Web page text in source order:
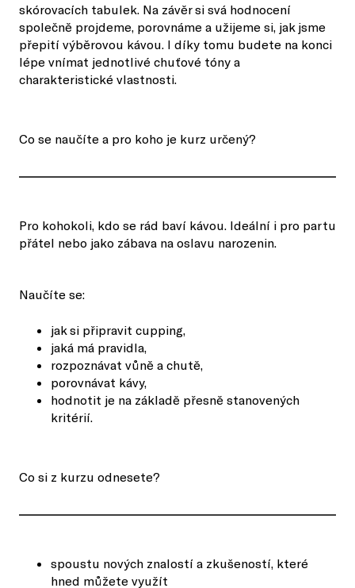
skórovacích tabulek. Na závěr si svá hodnocení
společně projdeme, porovnáme a užijeme si, jak jsme
přepití výběrovou kávou. I díky tomu budete na konci
lépe vnímat jednotlivé chuťové tóny a
charakteristické vlastnosti.
Co se naučíte a pro koho je kurz určený?
Pro kohokoli, kdo se rád baví kávou. Ideální i pro partu
přátel nebo jako zábava na oslavu narozenin.
Naučíte se:
jak si připravit cupping,
jaká má pravidla,
rozpoznávat vůně a chutě,
porovnávat kávy,
hodnotit je na základě přesně stanovených
kritérií.
Co si z kurzu odnesete?
spoustu nových znalostí a zkušeností, které
hned můžete využít